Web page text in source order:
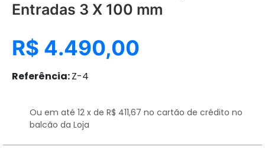
Entradas 3 X 100 mm
R$ 4.490,00
Referência:Z-4
Ou em até 12 x de R$ 411,67 no cartão de crédito no
balcão da Loja